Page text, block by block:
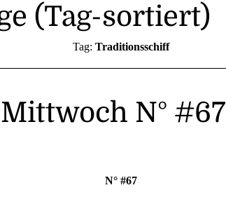
(Tag-sortiert)
Tag: Traditionsschiff
N° #67
N° #67